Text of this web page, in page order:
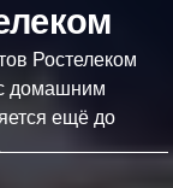
Ростелеком
домашним
ещё до